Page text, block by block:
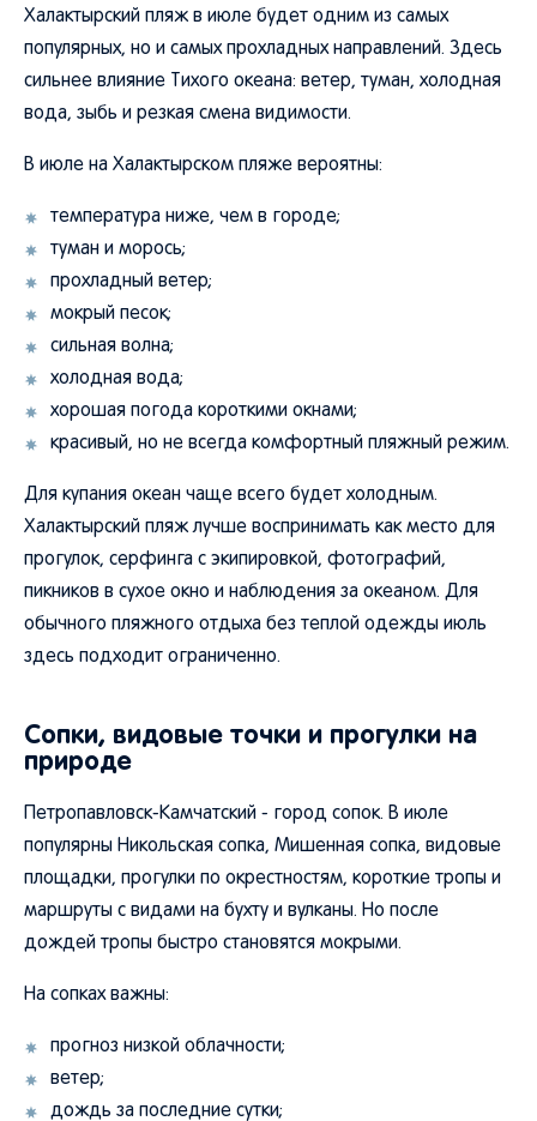
Халактырский пляж в июле будет одним из самых
популярных, но и самых прохладных направлений. Здесь
сильнее влияние Тихого океана: ветер, туман, холодная
вода, зыбь и резкая смена видимости.
В июле на Халактырском пляже вероятны:
температура ниже, чем в городе;
туман и морось;
прохладный ветер;
мокрый песок;
сильная волна;
холодная вода;
хорошая погода короткими окнами;
красивый, но не всегда комфортный пляжный режим.
Для купания океан чаще всего будет холодным.
Халактырский пляж лучше воспринимать как место для
прогулок, серфинга с экипировкой, фотографий,
пикников в сухое окно и наблюдения за океаном. Для
обычного пляжного отдыха без теплой одежды июль
здесь подходит ограниченно.
Сопки, видовые точки и прогулки на
природе
Петропавловск-Камчатский - город сопок. В июле
популярны Никольская сопка, Мишенная сопка, видовые
площадки, прогулки по окрестностям, короткие тропы и
маршруты с видами на бухту и вулканы. Но после
дождей тропы быстро становятся мокрыми.
На сопках важны:
прогноз низкой облачности;
ветер;
дождь за последние сутки;